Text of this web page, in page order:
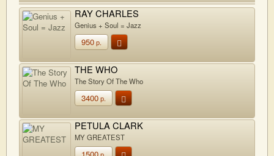
RAY CHARLES
Genius + Soul = Jazz
950р.
THE WHO
The Story Of The Who
3400р.
PETULA CLARK
MY GREATEST